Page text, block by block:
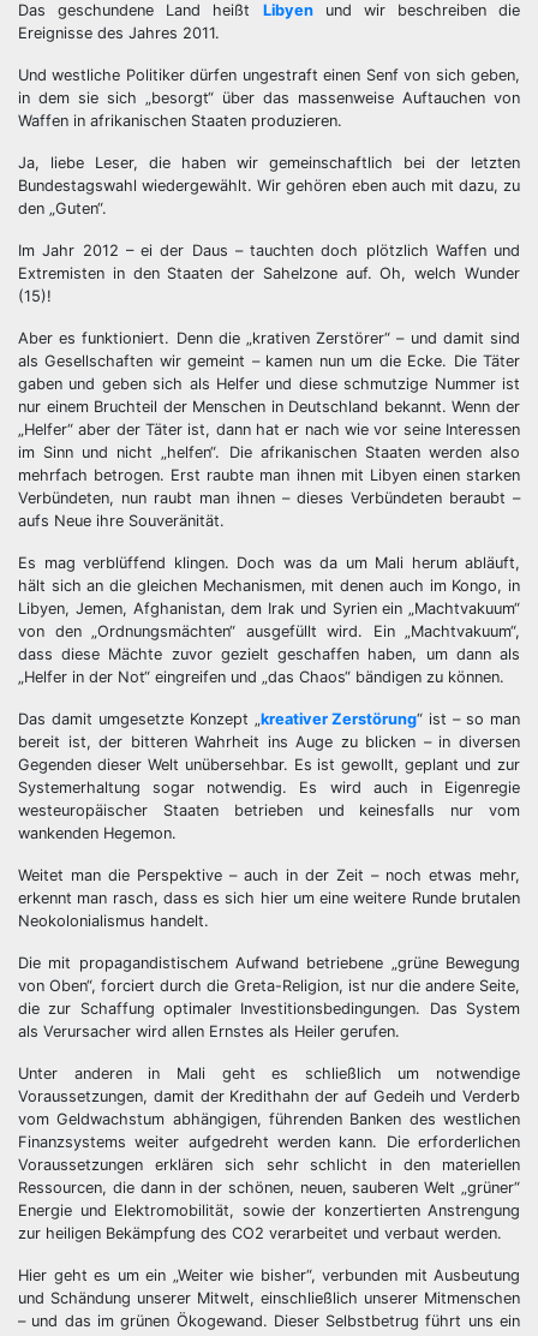
Das geschundene Land heißt Libyenund wir beschreiben die
Ereignisse des Jahres 2011.
Und westliche Politiker dürfen ungestraft einen Senf von sich geben,
in dem sie sich „besorgt“ über das massenweise Auftauchen von
Waffen in afrikanischen Staaten produzieren.
Ja, liebe Leser, die haben wir gemeinschaftlich bei der letzten
Bundestagswahl wiedergewählt. Wir gehören eben auch mit dazu, zu
den „Guten“.
Im Jahr 2012 – ei der Daus – tauchten doch plötzlich Waffen und
Extremisten in den Staaten der Sahelzone auf. Oh, welch Wunder
(15)!
Aber es funktioniert. Denn die „krativen Zerstörer“ – und damit sind
als Gesellschaften wir gemeint – kamen nun um die Ecke. Die Täter
gaben und geben sich als Helfer und diese schmutzige Nummer ist
nur einem Bruchteil der Menschen in Deutschland bekannt. Wenn der
„Helfer“ aber der Täter ist, dann hat er nach wie vor seine Interessen
im Sinn und nicht „helfen“. Die afrikanischen Staaten werden also
mehrfach betrogen. Erst raubte man ihnen mit Libyen einen starken
Verbündeten, nun raubt man ihnen – dieses Verbündeten beraubt –
aufs Neue ihre Souveränität.
Es mag verblüffend klingen. Doch was da um Mali herum abläuft,
hält sich an die gleichen Mechanismen, mit denen auch im Kongo, in
Libyen, Jemen, Afghanistan, dem Irak und Syrien ein „Machtvakuum“
von den „Ordnungsmächten“ ausgefüllt wird. Ein „Machtvakuum“,
dass diese Mächte zuvor gezielt geschaffen haben, um dann als
„Helfer in der Not“ eingreifen und „das Chaos“ bändigen zu können.
Das damit umgesetzte Konzept „kreativer Zerstörung“ ist – so man
bereit ist, der bitteren Wahrheit ins Auge zu blicken – in diversen
Gegenden dieser Welt unübersehbar. Es ist gewollt, geplant und zur
Systemerhaltung sogar notwendig. Es wird auch in Eigenregie
westeuropäischer Staaten betrieben und keinesfalls nur vom
wankenden Hegemon.
Weitet man die Perspektive – auch in der Zeit – noch etwas mehr,
erkennt man rasch, dass es sich hier um eine weitere Runde brutalen
Neokolonialismus handelt.
Die mit propagandistischem Aufwand betriebene „grüne Bewegung
von Oben“, forciert durch die Greta-Religion, ist nur die andere Seite,
die zur Schaffung optimaler Investitionsbedingungen. Das System
als Verursacher wird allen Ernstes als Heiler gerufen.
Unter anderen in Mali geht es schließlich um notwendige
Voraussetzungen, damit der Kredithahn der auf Gedeih und Verderb
vom Geldwachstum abhängigen, führenden Banken des westlichen
Finanzsystems weiter aufgedreht werden kann. Die erforderlichen
Voraussetzungen erklären sich sehr schlicht in den materiellen
Ressourcen, die dann in der schönen, neuen, sauberen Welt „grüner“
Energie und Elektromobilität, sowie der konzertierten Anstrengung
zur heiligen Bekämpfung des CO2 verarbeitet und verbaut werden.
Hier geht es um ein „Weiter wie bisher“, verbunden mit Ausbeutung
und Schändung unserer Mitwelt, einschließlich unserer Mitmenschen
– und das im grünen Ökogewand. Dieser Selbstbetrug führt uns ein